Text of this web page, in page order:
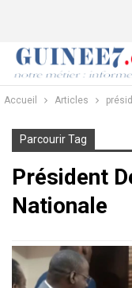
Accueil Articles
Parcourir Tag
Président
Nationale